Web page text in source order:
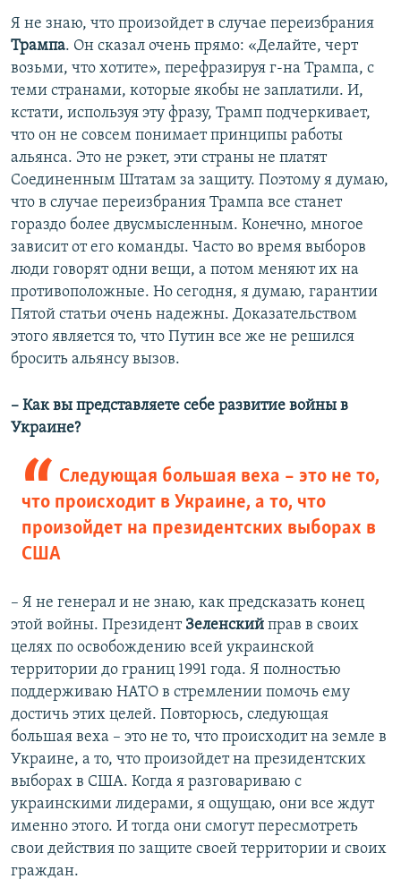
Я не знаю, что произойдет в случае переизбрания
Трампа. Он сказал очень прямо: «Делайте, черт
возьми, что хотите», перефразируя г-на Трампа, с
теми странами, которые якобы не заплатили. И,
кстати, используя эту фразу, Трамп подчеркивает,
что он не совсем понимает принципы работы
альянса. Это не рэкет, эти страны не платят
Соединенным Штатам за защиту. Поэтому я думаю,
что в случае переизбрания Трампа все станет
гораздо более двусмысленным. Конечно, многое
зависит от его команды. Часто во время выборов
люди говорят одни вещи, а потом меняют их на
противоположные. Но сегодня, я думаю, гарантии
Пятой статьи очень надежны. Доказательством
этого является то, что Путин все же не решился
бросить альянсу вызов.
– Как вы представляете себе развитие войны в
Украине?
Следующая большая веха – это не то,
что происходит в Украине, а то, что
произойдет на президентских выборах в
США
– Я не генерал и не знаю, как предсказать конец
этой войны. Президент Зеленский прав в своих
целях по освобождению всей украинской
территории до границ 1991 года. Я полностью
поддерживаю НАТО в стремлении помочь ему
достичь этих целей. Повторюсь, следующая
большая веха – это не то, что происходит на земле в
Украине, а то, что произойдет на президентских
выборах в США. Когда я разговариваю с
украинскими лидерами, я ощущаю, они все ждут
именно этого. И тогда они смогут пересмотреть
свои действия по защите своей территории и своих
граждан.